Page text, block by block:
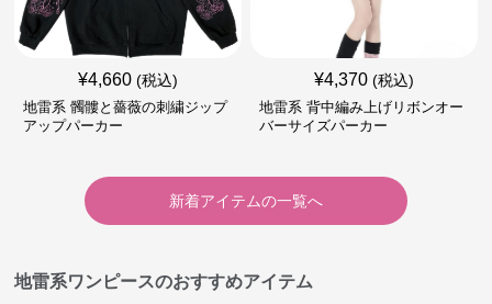
¥4,660 (税込)
地雷系 髑髏と薔薇の刺繍ジップ
アップパーカー
¥4,370 (税込)
地雷系 背中編み上げリボンオー
バーサイズパーカー
新着アイテムの一覧へ
地雷系ワンピースのおすすめアイテム